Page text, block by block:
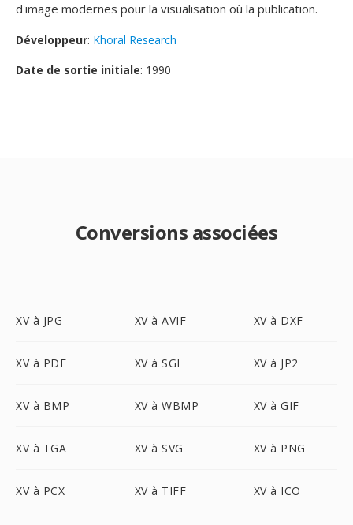
d'image modernes pour la visualisation où la publication.
Développeur: Khoral Research
Date de sortie initiale: 1990
Conversions associées
XV à JPG XV à AVIF XV à DXF
XV à PDF XV à SGI XV à JP2
XV à BMP XV à WBMP XV à GIF
XV à TGA XV à SVG XV à PNG
XV à PCX XV à TIFF XV à ICO